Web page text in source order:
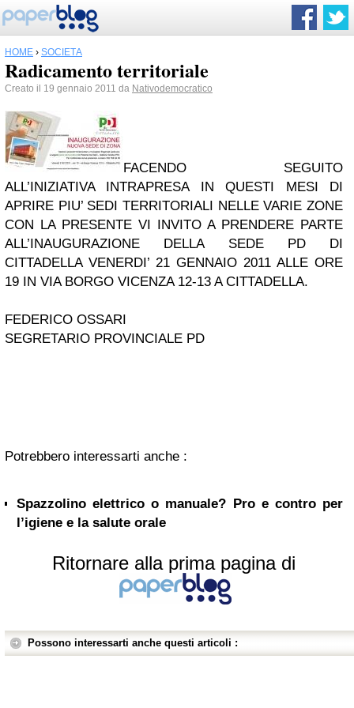
HOME › SOCIETÀ
Radicamento territoriale
Creato il 19 gennaio 2011 da Nativodemocratico
FACENDO SEGUITO
ALL’INIZIATIVA INTRAPRESA IN QUESTI MESI DI
APRIRE PIU’ SEDI TERRITORIALI NELLE VARIE ZONE
CON LA PRESENTE VI INVITO A PRENDERE PARTE
ALL’INAUGURAZIONE DELLA SEDE PD DI
CITTADELLA VENERDI’ 21 GENNAIO 2011 ALLE ORE
19 IN VIA BORGO VICENZA 12-13 A CITTADELLA.
FEDERICO OSSARI
SEGRETARIO PROVINCIALE PD
Potrebbero interessarti anche :
Spazzolino elettrico o manuale? Pro e contro per
l’igiene e la salute orale
Ritornare alla prima pagina di
Possono interessarti anche questi articoli :